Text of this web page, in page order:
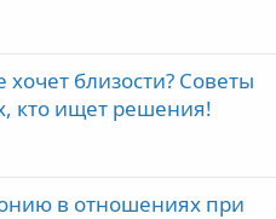
близости? Советы
кто ищет решения!
в отношениях при